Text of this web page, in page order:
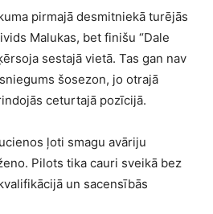
pirmajā desmitniekā turējās
Malukas, bet finišu “Dale
sestajā vietā. Tas gan nav
šosezon, jo otrajā
ceturtajā pozīcijā.
ļoti smagu avāriju
Pilots tika cauri sveikā bez
un sacensībās